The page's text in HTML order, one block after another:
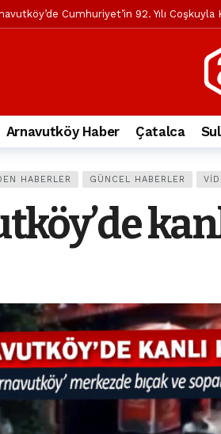
Cumhuriyet’in 92. Yılı Coşkuyla
Özel’den Arnavutköy Belediyesi’ne ve
nüfusu 2024 yılında 344.868’e
Taşoluk’ta seyir halindeki
İmrahor Mahallesi sakinleri
kaydı: 3 hafriyat kamyonu birbirlerinin
Havalimanı yolundaki kazada,
Belediyesi’ne su baskını tepkisi
Arnavutköy Haber Çatalca
HABERLER GÜNCEL HABERLER